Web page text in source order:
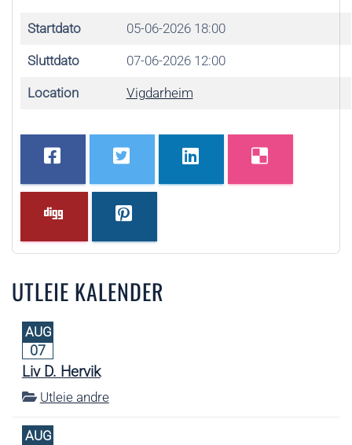
Startdato 05-06-2026 18:00
Sluttdato 07-06-2026 12:00
Location Vigdarheim
UTLEIE KALENDER
AUG
07
Liv D. Hervik
Utleie andre
AUG